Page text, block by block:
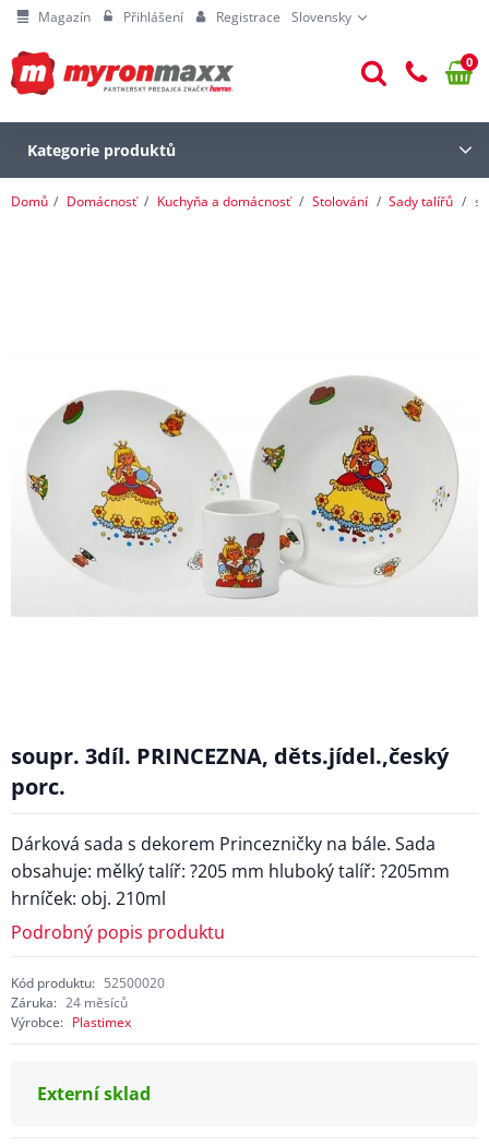
Magazín Přihlášení Registrace Slovensky
0
Kategorie produktů
Domů Domácnosť Kuchyňa a domácnosť Stolování Sady talířů
soupr. 3díl. PRINCEZNA, děts.jídel.,český
porc.
Dárková sada s dekorem Princezničky na bále. Sada
obsahuje: mělký talíř: ?205 mm hluboký talíř: ?205mm
hrníček: obj. 210ml
Podrobný popis produktu
Kód produktu: 52500020
Záruka: 24 měsíců
Výrobce: Plastimex
Externí sklad